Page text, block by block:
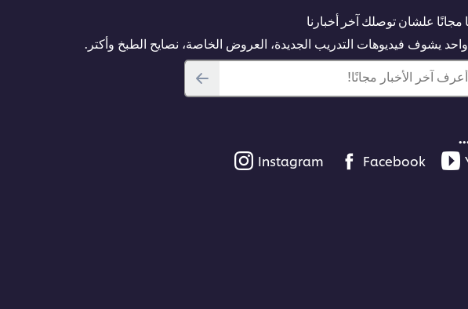
علشان توصلك آخر أخبارنا
يشوف فيديوهات التدريب الجديدة، العروض الخاصة، نصايح الطبخ وأكتر.
أعرف آخر الأخبار مجانًا!
Facebook
Instagram